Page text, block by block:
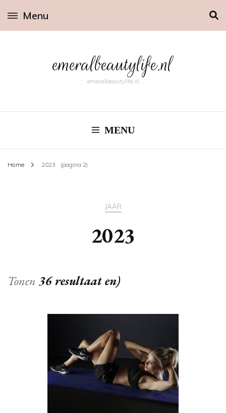
Menu
emeralbeautylife.nl
emeralbeautylife.nl
MENU
Home 2023 (pagina 2)
JAAR
2023
Tonen 36 resultaat en)